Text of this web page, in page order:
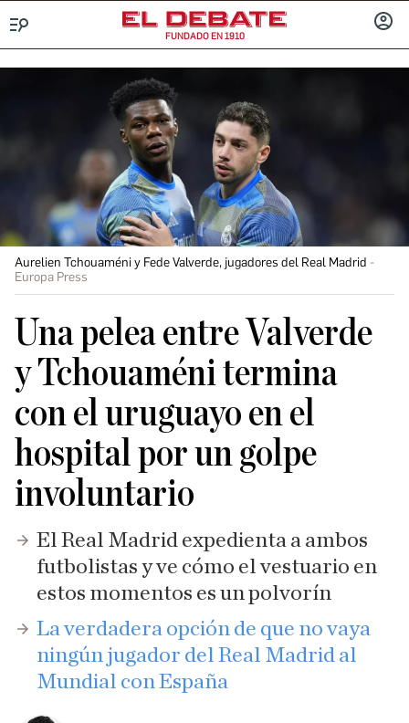
FUNDADO EN 1910
Aurelien Tchouaméni y Fede Valverde, jugadores del Real Madrid
Europa Press
Una pelea entre Valverde
y Tchouaméni termina
con el uruguayo en el
hospital por un golpe
involuntario
El Real Madrid expedienta a ambos
futbolistas y ve cómo el vestuario en
estos momentos es un polvorín
La verdadera opción de que no vaya
ningún jugador del Real Madrid al
Mundial con España